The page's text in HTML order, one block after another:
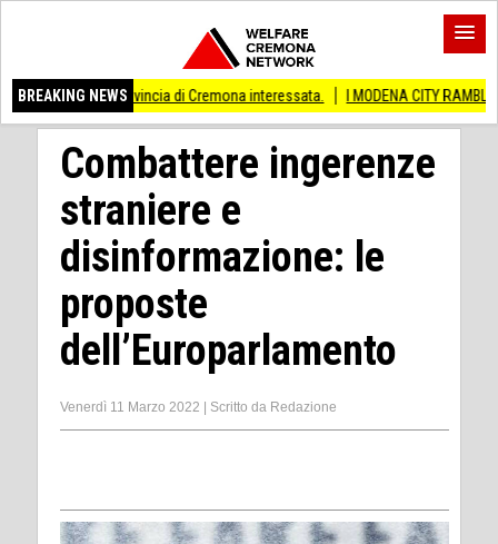
BREAKING NEWS
di Cremona interessata. I MODENA CITY RAMBLERS ARRIVANO A
Combattere ingerenze
straniere e
disinformazione: le
proposte
dell’Europarlamento
Venerdì 11 Marzo 2022 Scritto da Redazione